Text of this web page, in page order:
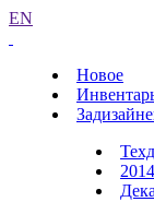
EN
Новое
2014